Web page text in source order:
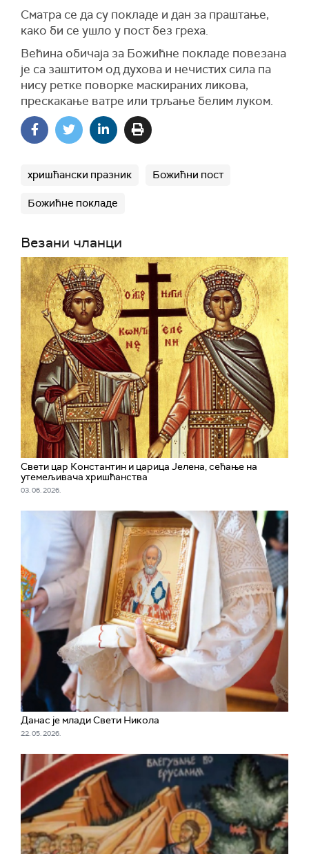
Сматра се да су покладе и дан за праштање,
како би се ушло у пост без греха.
Већина обичаја за Божићне покладе повезана
је са заштитом од духова и нечистих сила па
нису ретке поворке маскираних ликова,
прескакање ватре или трљање белим луком.
хришћански празник Божићни пост
Божићне покладе
Везани чланци
Свети цар Константин и царица Јелена, сећање на
утемељивача хришћанства
03. 06. 2026.
Данас је млади Свети Никола
22. 05. 2026.